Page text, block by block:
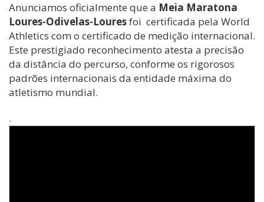
Anunciamos oficialmente que a Meia Maratona
Loures-Odivelas-Louresfoi certificada pela World
Athletics com o certificado de medição internacional.
Este prestigiado reconhecimento atesta a precisão
da distância do percurso, conforme os rigorosos
padrões internacionais da entidade máxima do
atletismo mundial.
.